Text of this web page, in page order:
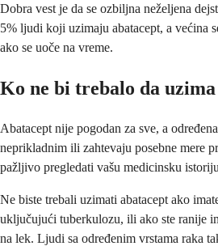
Dobra vest je da se ozbiljna neželjena
5% ljudi koji uzimaju abatacept, a većina
ako se uoče na vreme.
Ko ne bi trebalo da
Abatacept nije pogodan za sve, a
neprikladnim ili zahtevaju posebne mere
pažljivo pregledati vašu medicinsku
Ne biste trebali uzimati abatacept ako
uključujući tuberkulozu, ili ako ste ranije
na lek. Ljudi sa određenim vrstama raka